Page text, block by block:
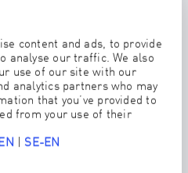
content and ads, to provide
analyse our traffic. We also
use of our site with our
analytics partners who may
that you’ve provided to
from your use of their
SE-EN